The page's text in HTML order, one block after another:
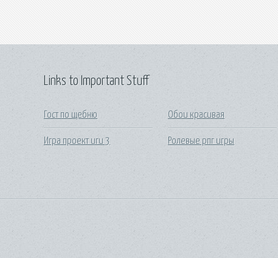
Links to Important Stuff
Гост по щебню
Игра проект иги 3
Обои красивая
Ролевые рпг игры